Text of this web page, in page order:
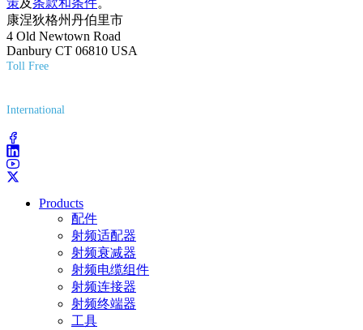
策及条款和条件。
康涅狄格州丹伯里市
4 Old Newtown Road
Danbury CT 06810 USA
Toll Free
International
Products
配件
射频适配器
射频衰减器
射频电缆组件
射频连接器
射频终端器
工具